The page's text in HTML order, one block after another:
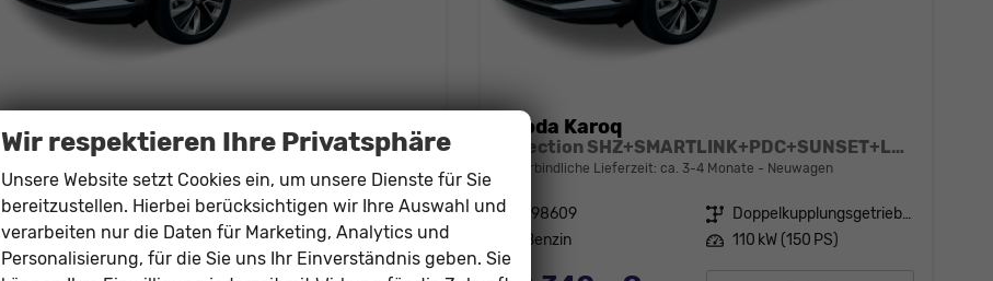
Skoda Karoq
Selection SHZ+SMARTLINK+PDC+SUNSET+LED
Fahrzeugnr. 198612 Getriebe Schalt. 6-Gang
Kraftstoff Benzin Leistung 110 kW (150 PS)
Skoda Karoq
Selection SHZ+SMARTLINK+PDC+SUNSET+LED
unverbindliche Lieferzeit: ca. 3-4 Monate Neuwagen
198609 Getriebe
Doppelkupplungsgetriebe (DSG)
Benzin Leistung 110 kW (150 PS)
Wir respektieren Ihre Privatsphäre
Unsere Website setzt Cookies ein, um unsere Dienste für Sie
bereitzustellen. Hierbei berücksichtigen wir Ihre Auswahl und
verarbeiten nur die Daten für Marketing, Analytics und
Personalisierung, für die Sie uns Ihr Einverständnis geben. Sie